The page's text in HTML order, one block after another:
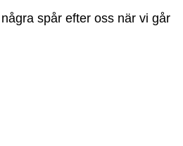
spår efter oss när vi går